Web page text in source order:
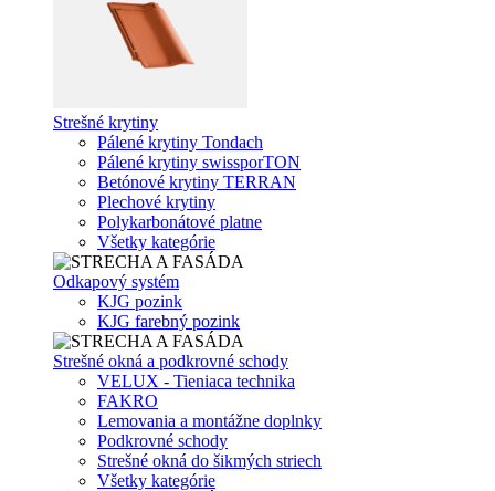
Strešné krytiny
Pálené krytiny Tondach
Pálené krytiny swissporTON
Betónové krytiny TERRAN
Plechové krytiny
Polykarbonátové platne
Všetky kategórie
Odkapový systém
KJG pozink
KJG farebný pozink
Strešné okná a podkrovné schody
VELUX - Tieniaca technika
FAKRO
Lemovania a montážne doplnky
Podkrovné schody
Strešné okná do šikmých striech
Všetky kategórie